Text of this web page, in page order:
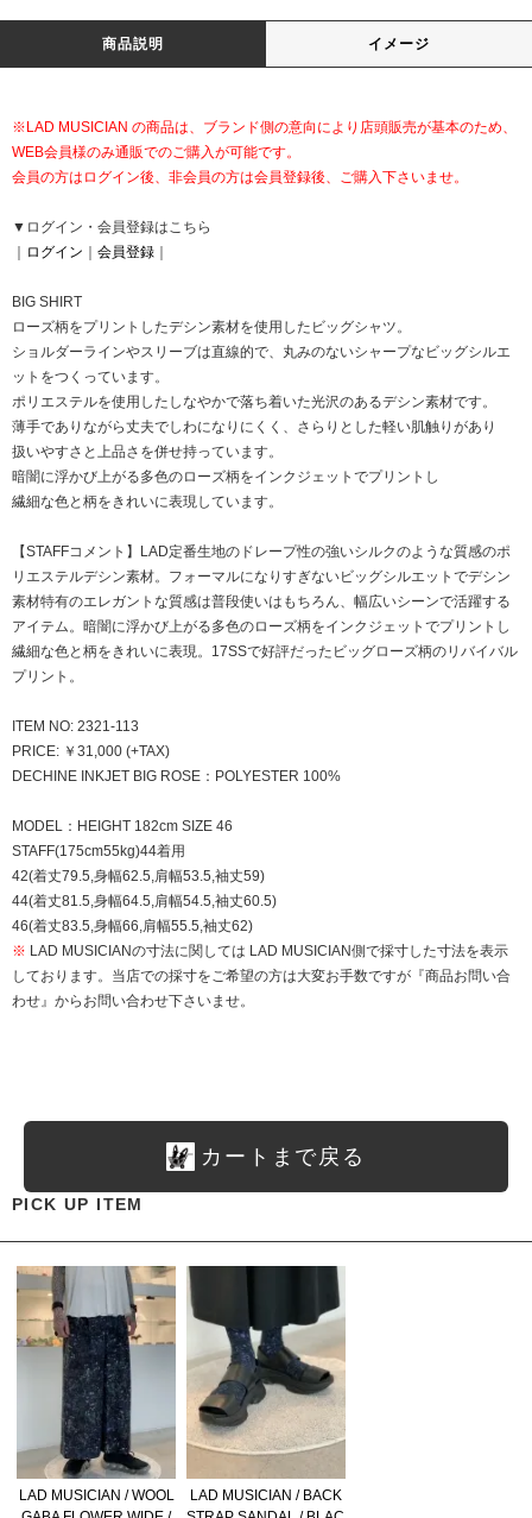
商品説明 イメージ
※LAD MUSICIAN の商品は、ブランド側の意向により店頭販売が基本のため、
WEB会員様のみ通販でのご購入が可能です。
会員の方はログイン後、非会員の方は会員登録後、ご購入下さいませ。
▼ログイン・会員登録はこちら
ログイン 会員登録
BIG SHIRT
ローズ柄をプリントしたデシン素材を使用したビッグシャツ。
ショルダーラインやスリーブは直線的で、丸みのないシャープなビッグシルエ
ットをつくっています。
ポリエステルを使用したしなやかで落ち着いた光沢のあるデシン素材です。
薄手でありながら丈夫でしわになりにくく、さらりとした軽い肌触りがあり
扱いやすさと上品さを併せ持っています。
暗闇に浮かび上がる多色のローズ柄をインクジェットでプリントし
繊細な色と柄をきれいに表現しています。
【STAFFコメント】LAD定番生地のドレープ性の強いシルクのような質感のポ
リエステルデシン素材。フォーマルになりすぎないビッグシルエットでデシン
素材特有のエレガントな質感は普段使いはもちろん、幅広いシーンで活躍する
アイテム。暗闇に浮かび上がる多色のローズ柄をインクジェットでプリントし
繊細な色と柄をきれいに表現。17SSで好評だったビッグローズ柄のリバイバル
プリント。
ITEM NO: 2321-113
PRICE: ￥31,000 (+TAX)
DECHINE INKJET BIG ROSE：POLYESTER 100%
MODEL：HEIGHT 182cm SIZE 46
STAFF(175cm55kg)44着用
42(着丈79.5,身幅62.5,肩幅53.5,袖丈59)
44(着丈81.5,身幅64.5,肩幅54.5,袖丈60.5)
46(着丈83.5,身幅66,肩幅55.5,袖丈62)
※ LAD MUSICIANの寸法に関しては LAD MUSICIAN側で採寸した寸法を表示
しております。当店での採寸をご希望の方は大変お手数ですが『商品お問い合
わせ』からお問い合わせ下さいませ。
カートまで戻る
PICK UP ITEM
LAD MUSICIAN / WOOL
LAD MUSICIAN / BACK